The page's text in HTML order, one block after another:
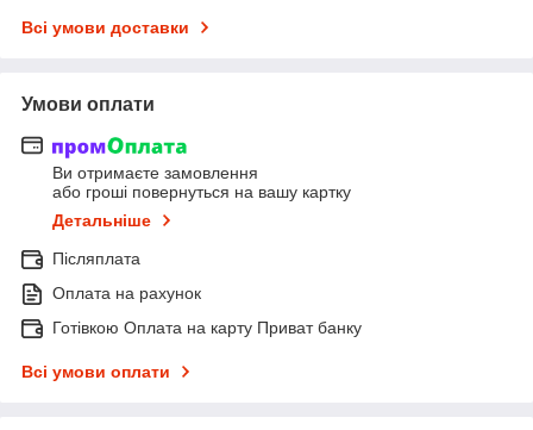
Всі умови доставки
Умови оплати
Ви отримаєте замовлення
або гроші повернуться на вашу картку
Детальніше
Післяплата
Оплата на рахунок
Готівкою Оплата на карту Приват банку
Всі умови оплати